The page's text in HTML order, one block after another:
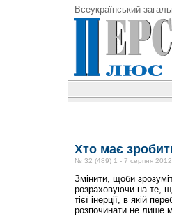
Всеукраїнський
Хто має
№ 32 (489) 1 - 7 серпня 2012
Змінити, щоби
розраховуючи на те,
тієї інерції, в якій
розпочинати не лише